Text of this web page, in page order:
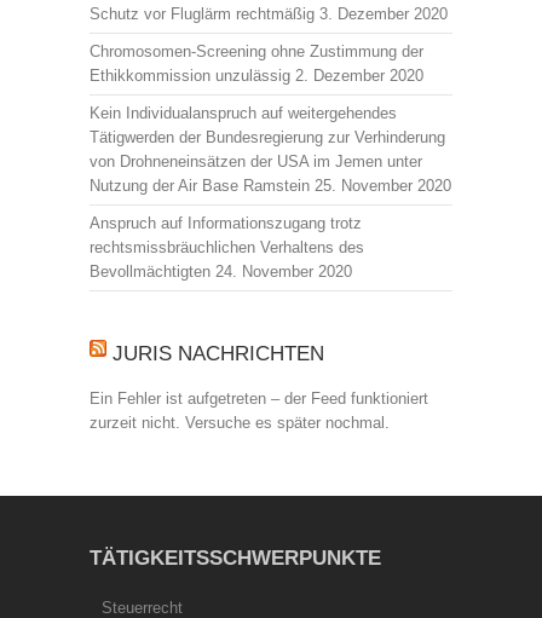
Schutz vor Fluglärm rechtmäßig 3. Dezember 2020
Chromosomen-Screening ohne Zustimmung der
Ethikkommission unzulässig 2. Dezember 2020
Kein Individualanspruch auf weitergehendes
Tätigwerden der Bundesregierung zur Verhinderung
von Drohneneinsätzen der USA im Jemen unter
Nutzung der Air Base Ramstein 25. November 2020
Anspruch auf Informationszugang trotz
rechtsmissbräuchlichen Verhaltens des
Bevollmächtigten 24. November 2020
JURIS NACHRICHTEN
Ein Fehler ist aufgetreten – der Feed funktioniert
zurzeit nicht. Versuche es später nochmal.
TÄTIGKEITSSCHWERPUNKTE
Steuerrecht